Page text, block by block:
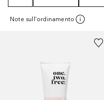
Note sull'ordinamento